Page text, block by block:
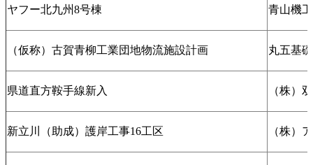
ヤフー北九州8号棟 青山機
（仮称）古賀青柳工業団地物流施設計画 丸五基
県道直方鞍手線新入 （株）
新立川（助成）護岸工事16工区 （株）